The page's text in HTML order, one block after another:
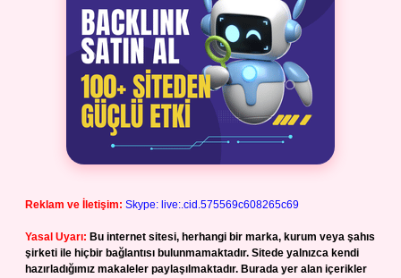
Reklam ve İletişim: Skype: live:.cid.575569c608265c69
Yasal Uyarı: Bu internet sitesi, herhangi bir marka, kurum veya şahıs
şirketi ile hiçbir bağlantısı bulunmamaktadır. Sitede yalnızca kendi
hazırladığımız makaleler paylaşılmaktadır. Burada yer alan içerikler